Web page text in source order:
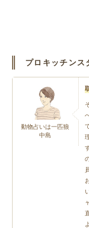
プロキッチンス
動物占いは一匹狼
中島